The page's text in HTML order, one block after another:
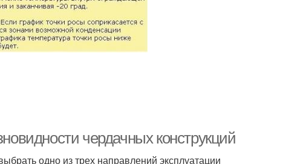
чердачных конструкций
одно из трех направлений эксплуатации